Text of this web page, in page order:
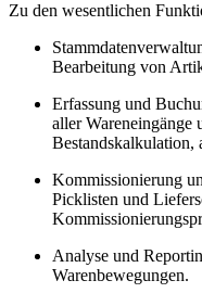
Zu den wesentlichen
Bearbeitung von
Erfassung und
aller Wareneingänge
Bestandskalkulation,
Kommissionierung
Picklisten und
Analyse und
Warenbewegungen.